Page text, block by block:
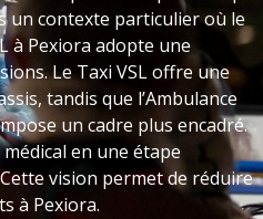
un contexte particulier où le
à Pexiora adopte une
Le Taxi VSL offre une
tandis que l’Ambulance
un cadre plus encadré.
en une étape
vision permet de réduire
à Pexiora.